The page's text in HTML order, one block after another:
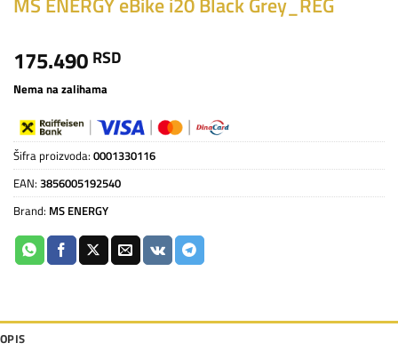
175.490 RSD
Nema na zalihama
Šifra proizvoda: 0001330116
EAN: 3856005192540
Brand: MS ENERGY
OPIS